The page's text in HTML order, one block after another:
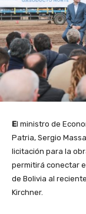
El ministro de
Patria, Sergio
licitación para la
permitirá conectar
de Bolivia al
Kirchner.